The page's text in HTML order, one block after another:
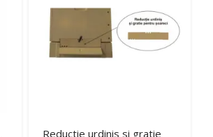
Reductie urdinis si gratie